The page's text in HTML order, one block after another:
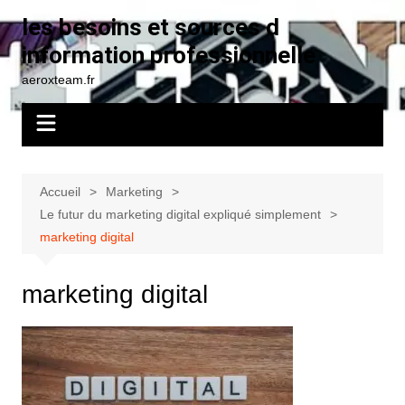
au
contenu
les besoins et sources d
information professionnelle
aeroxteam.fr
Accueil
Marketing
Le futur du marketing digital expliqué simplement
marketing digital
marketing digital